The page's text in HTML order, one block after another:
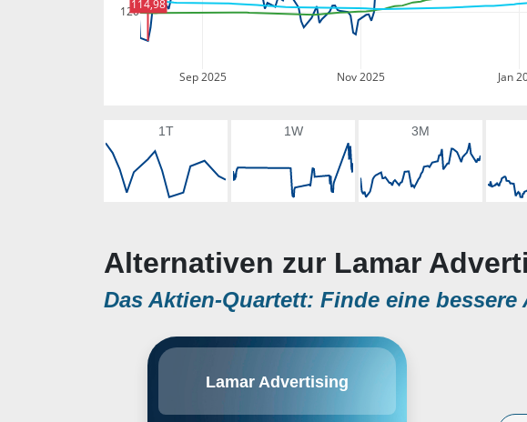
Sep 2025 Nov 2025 Jan
120114,98
1T 1W 3M
Alternativen zur Lamar
Das Aktien-Quartett: Finde eine bessere
Lamar Advertising
eine der führenden Agenturen für
Das Unternehmen besitzt mehr als